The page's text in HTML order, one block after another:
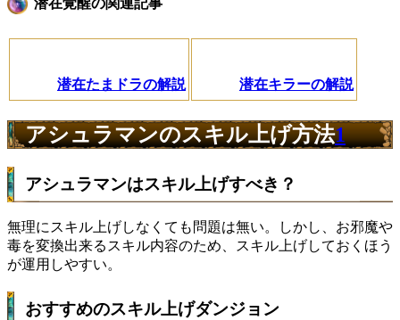
潜在たまドラの解説 潜在キラーの解説
アシュラマンのスキル上げ方法1
アシュラマンはスキル上げすべき？
無理にスキル上げしなくても問題は無い。しかし、お邪魔や
毒を変換出来るスキル内容のため、スキル上げしておくほう
が運用しやすい。
おすすめのスキル上げダンジョン